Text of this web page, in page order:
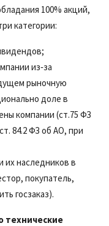
100% акций,
категории:
из‑за
рыночную
доле в
компании (ст.75 ФЗ
84.2 ФЗ об АО, при
их наследников в
покупатель,
госзаказ).
технические